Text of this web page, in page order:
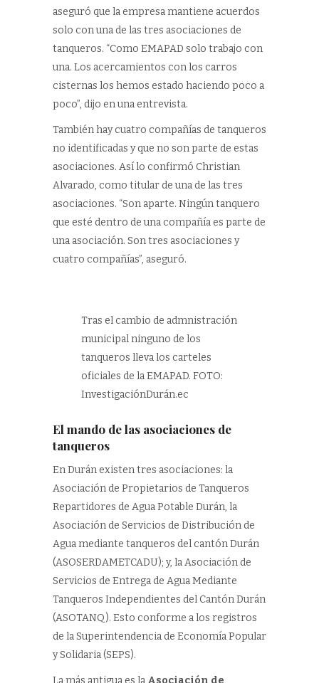
aseguró que la empresa mantiene acuerdos
solo con una de las tres asociaciones de
tanqueros. “Como EMAPAD solo trabajo con
una. Los acercamientos con los carros
cisternas los hemos estado haciendo poco a
poco”, dijo en una entrevista.
También hay cuatro compañías de tanqueros
no identificadas y que no son parte de estas
asociaciones. Así lo confirmó Christian
Alvarado, como titular de una de las tres
asociaciones. “Son aparte. Ningún tanquero
que esté dentro de una compañía es parte de
una asociación. Son tres asociaciones y
cuatro compañías”, aseguró.
Tras el cambio de admnistración
municipal ninguno de los
tanqueros lleva los carteles
oficiales de la EMAPAD. FOTO:
InvestigaciónDurán.ec
El mando de las asociaciones de
tanqueros
En Durán existen tres asociaciones: la
Asociación de Propietarios de Tanqueros
Repartidores de Agua Potable Durán, la
Asociación de Servicios de Distribución de
Agua mediante tanqueros del cantón Durán
(ASOSERDAMETCADU); y, la Asociación de
Servicios de Entrega de Agua Mediante
Tanqueros Independientes del Cantón Durán
(ASOTANQ). Esto conforme a los registros
de la Superintendencia de Economía Popular
y Solidaria (SEPS).
La más antigua es la Asociación de